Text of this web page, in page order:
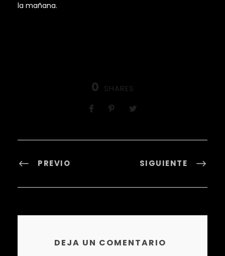
la mañana.
0 SHARES
PREVIO SIGUIENTE
DEJA UN COMENTARIO